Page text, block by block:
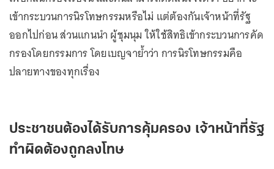
เข้ากระบวนการนิรโทษกรรมหรือไม่ แต่ต้องกันเจ้าหน้าที่รัฐ
ออกไปก่อน ส่วนแกนนำ ผู้ชุมนุม ให้ใช้สิทธิเข้ากระบวนการคัด
กรองโดยกรรมการ โดยเบญจาย้ำว่า การนิรโทษกรรมคือ
ปลายทางของทุกเรื่อง
ประชาชนต้องได้รับการคุ้มครอง เจ้าหน้าที่รัฐ
ทำผิดต้องถูกลงโทษ